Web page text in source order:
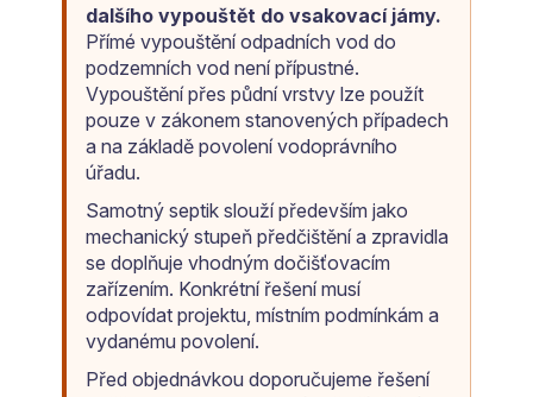
dalšího vypouštět do vsakovací jámy.
Přímé vypouštění odpadních vod do
podzemních vod není přípustné.
Vypouštění přes půdní vrstvy lze použít
pouze v zákonem stanovených případech
a na základě povolení vodoprávního
úřadu.
Samotný septik slouží především jako
mechanický stupeň předčištění a zpravidla
se doplňuje vhodným dočišťovacím
zařízením. Konkrétní řešení musí
odpovídat projektu, místním podmínkám a
vydanému povolení.
Před objednávkou doporučujeme řešení